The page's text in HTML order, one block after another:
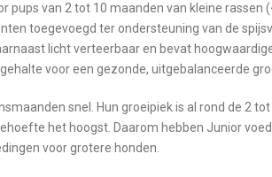
pups van 2 tot 10 maanden van kleine rassen
toegevoegd ter ondersteuning van de
licht verteerbaar en bevat
voor een gezonde, uitgebalanceerde
snel. Hun groeipiek is al rond de 2
het hoogst. Daarom hebben Junior
voor grotere honden.